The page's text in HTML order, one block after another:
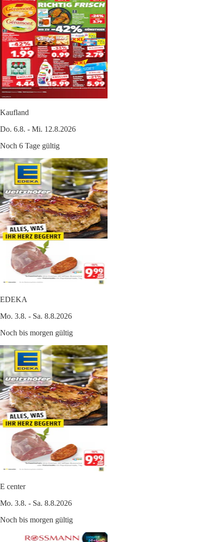
Kaufland
Do. 6.8. - Mi. 12.8.2026
Noch 6 Tage gültig
EDEKA
Mo. 3.8. - Sa. 8.8.2026
Noch bis morgen gültig
E center
Mo. 3.8. - Sa. 8.8.2026
Noch bis morgen gültig